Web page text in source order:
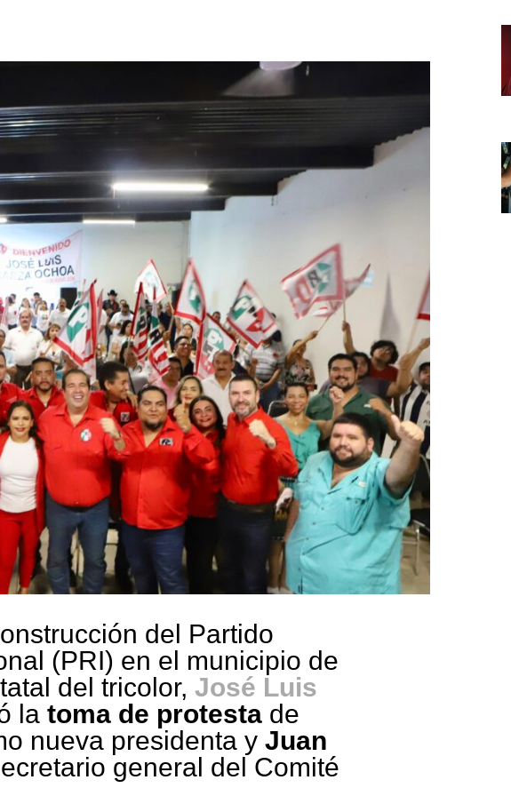
del Partido
(PRI) en el municipio de
del tricolor, José Luis
la toma de protesta de
nueva presidenta y Juan
general del Comité